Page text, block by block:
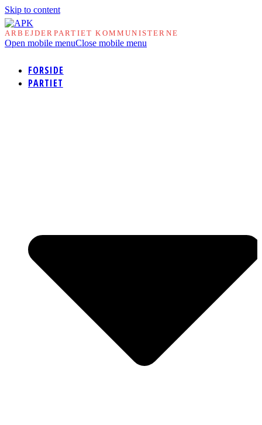
Skip to content
ARBEJDERPARTIET KOMMUNISTERNE
Open mobile menuClose mobile menu
FORSIDE
PARTIET